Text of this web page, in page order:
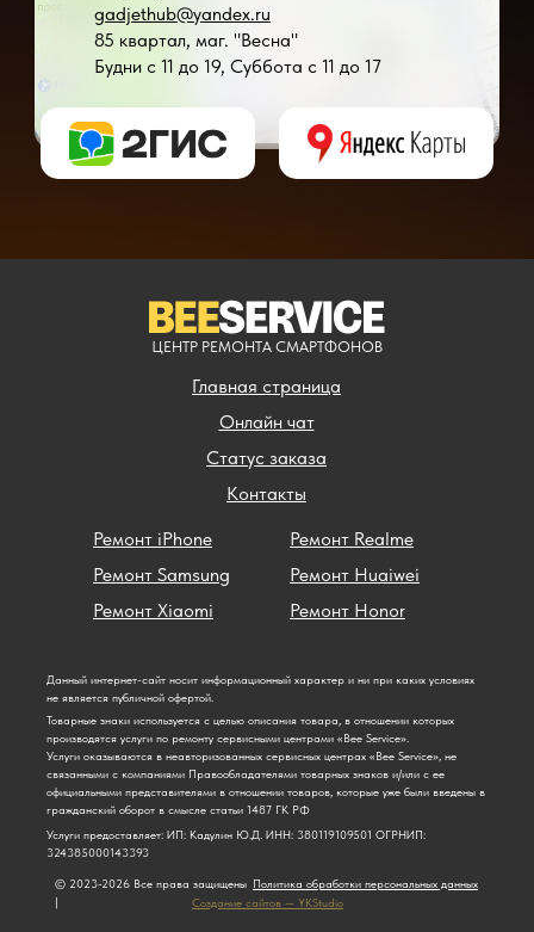
gadjethub@yandex.ru
85 квартал, маг. "Весна"
Будни с 11 до 19, Суббота с 11 до 17
Главная страница
Контакты
Статус заказа
Ремонт iPhone
Ремонт Samsung
Ремонт Xiaomi
Ремонт Realme
Ремонт Huaiwei
Ремонт Honor
* - время ремонта может меняться в зависимости от модели устройства и
© 2023-2026 Все права защищены
|
Политика обработки персональных данных
Создание сайтов — YKStudio
Товарные знаки используется с целью описания товара, в отношении которых
производятся услуги по ремонту сервисными центрами «Bee Service».
Услуги оказываются в неавторизованных сервисных центрах «Bee Service», не
связанными с компаниями Правообладателями товарных знаков и/или с ее
официальными представителями в отношении товаров, которые уже были введены в
гражданский оборот в смысле статьи 1487 ГК РФ
Данный интернет-сайт носит информационный характер и ни при каких условиях
не является публичной офертой.
Онлайн чат
ЦЕНТР РЕМОНТА СМАРТФОНОВ
Услуги предоставляет: ИП: Кадулин Ю.Д. ИНН: 380119109501 ОГРНИП:
324385000143393